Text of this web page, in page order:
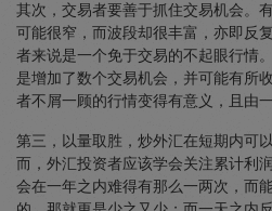
其次，交易者要善于抓住交易机会。
可能很窄，而波段却很丰富，亦即反
者来说是一个免于交易的不起眼行情
是增加了数个交易机会，并可能有所
者不屑一顾的行情变得有意义，且由
第三，以量取胜，炒外汇在短期内可
而，外汇投资者应该学会关注累计利
会在一年之内难得有那么一两次，而